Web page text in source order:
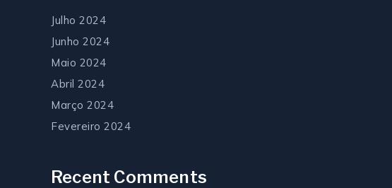
Julho 2024
Junho 2024
Maio 2024
Abril 2024
Março 2024
Fevereiro 2024
Recent Comments